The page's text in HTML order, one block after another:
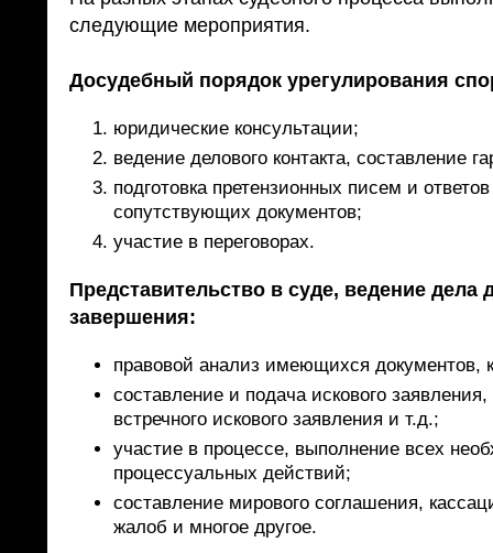
следующие мероприятия.
Досудебный порядок урегулирования
юридические консультации;
ведение делового контакта, составление
подготовка претензионных писем и
сопутствующих документов;
участие в переговорах.
Представительство в суде, ведение дела
завершения:
правовой анализ имеющихся документов,
составление и подача искового
встречного искового заявления и т.д.;
участие в процессе, выполнение всех
процессуальных действий;
составление мирового соглашения,
жалоб и многое другое.